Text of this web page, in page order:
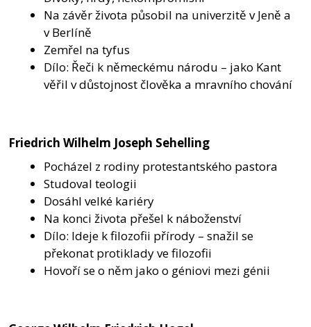
Na závěr života působil na univerzitě v Jeně a
v Berlíně
Zemřel na tyfus
Dílo: Řeči k německému národu – jako Kant
věřil v důstojnost člověka a mravního chování
Friedrich Wilhelm Joseph Sehelling
Pocházel z rodiny protestantského pastora
Studoval teologii
Dosáhl velké kariéry
Na konci života přešel k náboženství
Dílo: Ideje k filozofii přírody – snažil se
překonat protiklady ve filozofii
Hovoří se o něm jako o géniovi mezi génii